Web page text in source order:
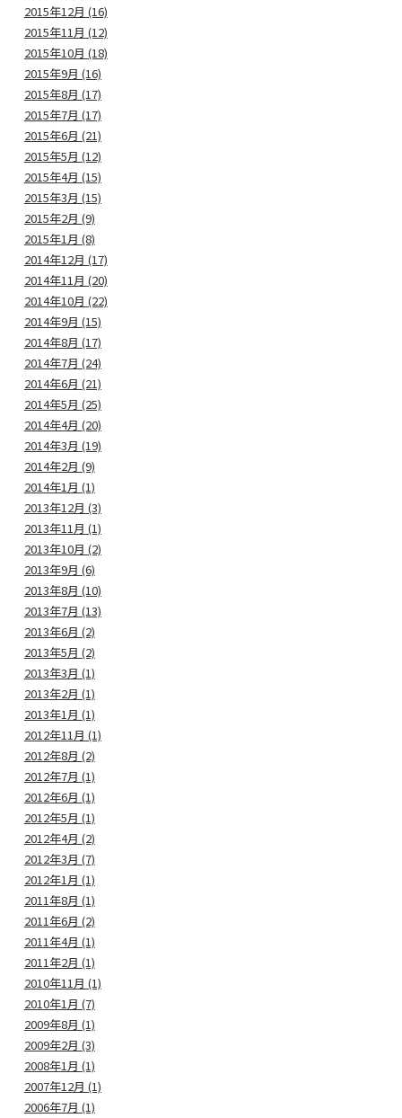
2015年12月 (16)
2015年11月 (12)
2015年10月 (18)
2015年9月 (16)
2015年8月 (17)
2015年7月 (17)
2015年6月 (21)
2015年5月 (12)
2015年4月 (15)
2015年3月 (15)
2015年2月 (9)
2015年1月 (8)
2014年12月 (17)
2014年11月 (20)
2014年10月 (22)
2014年9月 (15)
2014年8月 (17)
2014年7月 (24)
2014年6月 (21)
2014年5月 (25)
2014年4月 (20)
2014年3月 (19)
2014年2月 (9)
2014年1月 (1)
2013年12月 (3)
2013年11月 (1)
2013年10月 (2)
2013年9月 (6)
2013年8月 (10)
2013年7月 (13)
2013年6月 (2)
2013年5月 (2)
2013年3月 (1)
2013年2月 (1)
2013年1月 (1)
2012年11月 (1)
2012年8月 (2)
2012年7月 (1)
2012年6月 (1)
2012年5月 (1)
2012年4月 (2)
2012年3月 (7)
2012年1月 (1)
2011年8月 (1)
2011年6月 (2)
2011年4月 (1)
2011年2月 (1)
2010年11月 (1)
2010年1月 (7)
2009年8月 (1)
2009年2月 (3)
2008年1月 (1)
2007年12月 (1)
2006年7月 (1)